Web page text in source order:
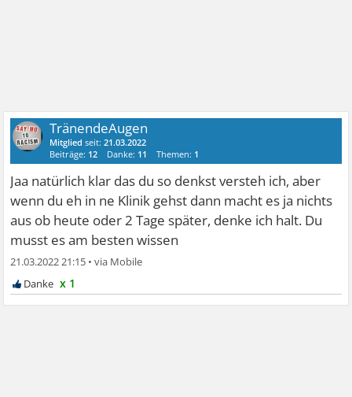
TränendeAugen
Mitglied seit:21.03.2022
Beiträge: 12 Danke: 11 Themen: 1
Jaa natürlich klar das du so denkst versteh ich, aber
wenn du eh in ne Klinik gehst dann macht es ja nichts
aus ob heute oder 2 Tage später, denke ich halt. Du
musst es am besten wissen
21.03.2022 21:15 •
x 1